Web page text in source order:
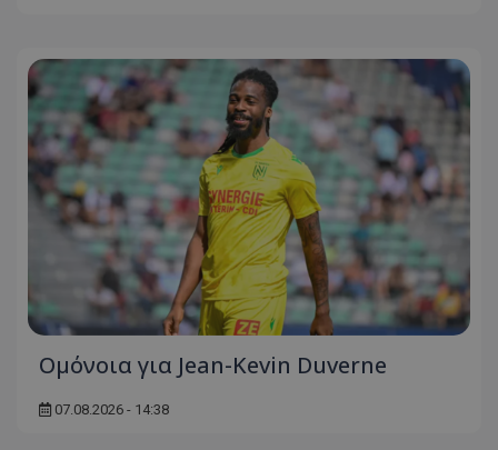
Ομόνοια για Jean-Kevin Duverne
07.08.2026 - 14:38